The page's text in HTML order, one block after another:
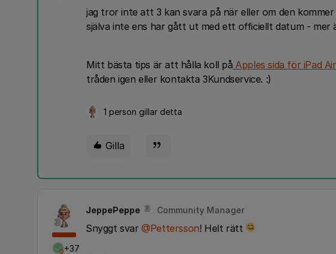
jag tror inte att 3 kan svara på när eller om den
själva inte ens har gått ut med ett officiellt datum - mer
Mitt bästa tips är att hålla koll på Apples sida för iPad Air
tråden igen eller kontakta 3Kundservice. :)
1 person gillar detta
Gilla
+37
JeppePeppe Community Manager
Snyggt svar@Pettersson! Helt rätt